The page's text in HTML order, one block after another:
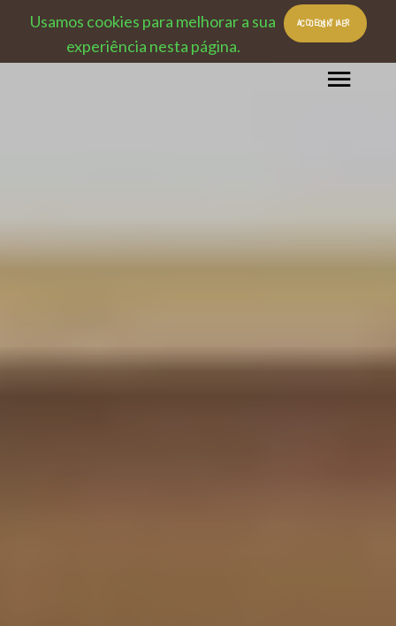
Usamos cookies para melhorar a sua
experiência nesta página.
ACEITAR COOKIES